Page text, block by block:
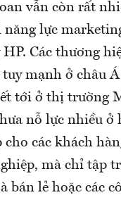
vẫn còn rất
lực
Các thương
mạnh ở châu
tới ở thị trường
nỗ lực nhiều ở
các khách
mà chỉ tập
bán lẻ hoặc các